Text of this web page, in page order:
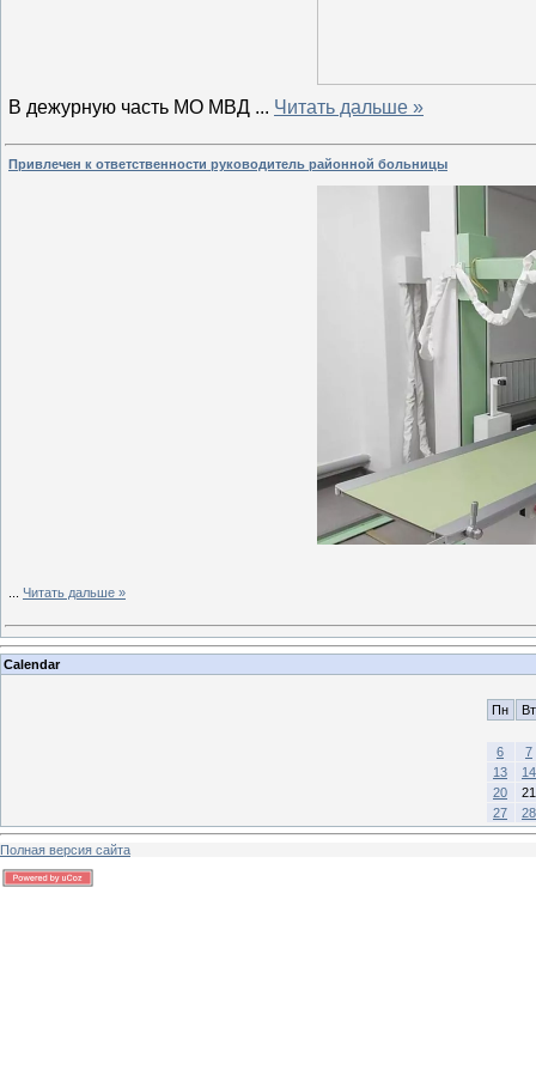
В дежурную часть МО МВД ... Читать дальше »
Привлечен к ответственности руководитель районной больницы
Читать дальше »
Calendar
Пн Вт
6
7
13
14
20
21
27
28
Полная версия сайта